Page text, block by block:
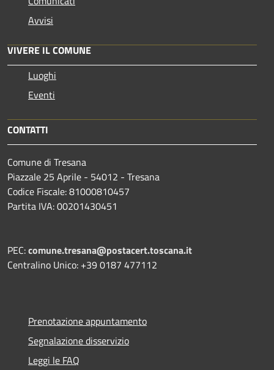
Avvisi
VIVERE IL COMUNE
Luoghi
Eventi
CONTATTI
Comune di Tresana
Piazzale 25 Aprile - 54012 - Tresana
Codice Fiscale: 81000810457
Partita IVA: 00201430451
PEC:comune.tresana@postacert.toscana.it
Centralino Unico: +39 0187 477112
Prenotazione appuntamento
Segnalazione disservizio
Leggi le FAQ